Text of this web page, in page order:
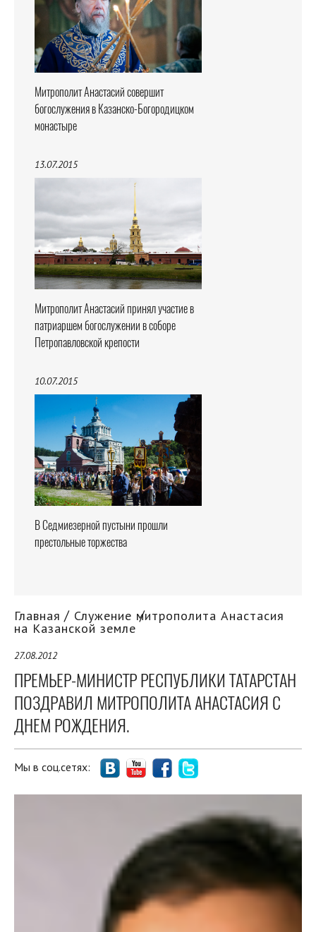
Митрополит Анастасий совершит
богослужения в Казанско-Богородицком
монастыре
13.07.2015
Митрополит Анастасий принял участие в
патриаршем богослужении в соборе
Петропавловской крепости
10.07.2015
В Седмиезерной пустыни прошли
престольные торжества
Главная Служение митрополита Анастасия
на Казанской земле
27.08.2012
ПРЕМЬЕР-МИНИСТР РЕСПУБЛИКИ ТАТАРСТАН
ПОЗДРАВИЛ МИТРОПОЛИТА АНАСТАСИЯ С
ДНЕМ РОЖДЕНИЯ.
Мы в соц.сетях: